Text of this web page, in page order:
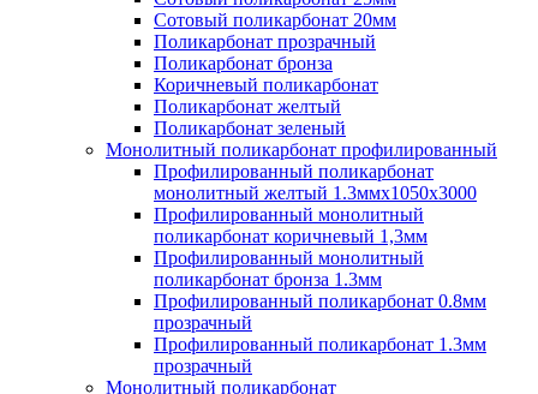
Сотовый поликарбонат 20мм
Поликарбонат прозрачный
Поликарбонат бронза
Коричневый поликарбонат
Поликарбонат желтый
Поликарбонат зеленый
Монолитный поликарбонат профилированный
Профилированный поликарбонат
монолитный желтый 1.3ммх1050х3000
Профилированный монолитный
поликарбонат коричневый 1,3мм
Профилированный монолитный
поликарбонат бронза 1.3мм
Профилированный поликарбонат 0.8мм
прозрачный
Профилированный поликарбонат 1.3мм
прозрачный
Монолитный поликарбонат